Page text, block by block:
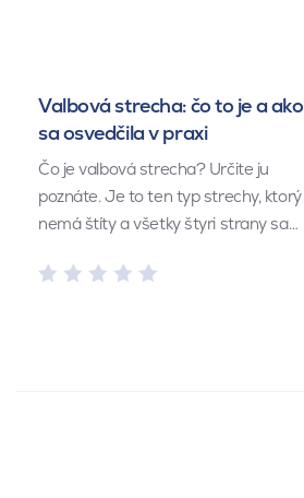
Valbová strecha: čo to je a ako
sa osvedčila v praxi
Čo je valbová strecha? Určite ju
poznáte. Je to ten typ strechy, ktorý
nemá štíty a všetky štyri strany sa…